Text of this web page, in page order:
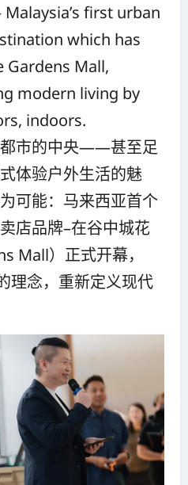
first urban
which has
Gardens Mall,
modern living by
indoors.
市的中央——甚至足
体验户外生活的魅
可能：马来西亚首个
店品牌–在谷中城花
Mall）正式开幕，
理念，重新定义现代